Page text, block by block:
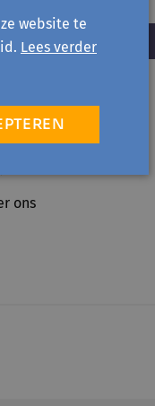
ons
website te
Lees verder